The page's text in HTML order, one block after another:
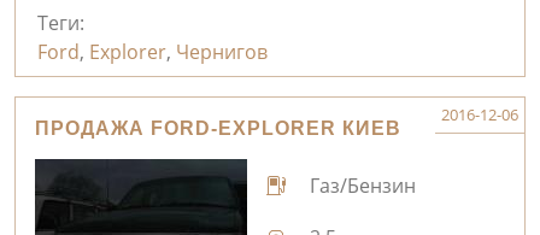
Теги:
Ford, Explorer, Чернигов
ПРОДАЖА FORD-EXPLORER КИЕВ
2016-12-06
Газ/Бензин